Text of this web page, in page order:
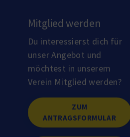
Mitglied werden
Du interessierst dich für
unser Angebot und
möchtest in unserem
Verein Mitglied werden?
ZUM
ANTRAGSFORMULAR